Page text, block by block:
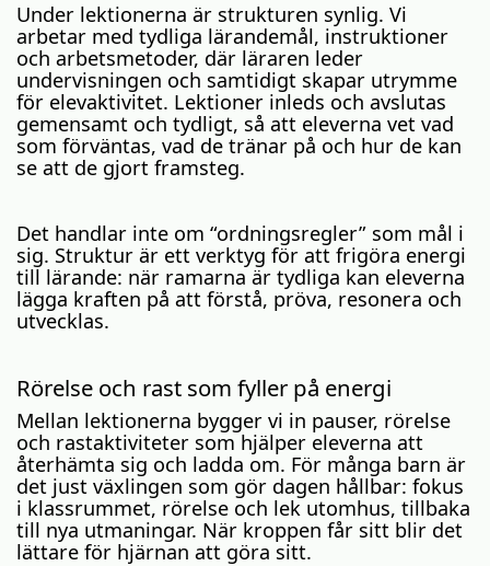
Under lektionerna är strukturen synlig. Vi
arbetar med tydliga lärandemål, instruktioner
och arbetsmetoder, där läraren leder
undervisningen och samtidigt skapar utrymme
för elevaktivitet. Lektioner inleds och avslutas
gemensamt och tydligt, så att eleverna vet vad
som förväntas, vad de tränar på och hur de kan
se att de gjort framsteg.
Det handlar inte om “ordningsregler” som mål i
sig. Struktur är ett verktyg för att frigöra energi
till lärande: när ramarna är tydliga kan eleverna
lägga kraften på att förstå, pröva, resonera och
utvecklas.
Rörelse och rast som fyller på energi
Mellan lektionerna bygger vi in pauser, rörelse
och rastaktiviteter som hjälper eleverna att
återhämta sig och ladda om. För många barn är
det just växlingen som gör dagen hållbar: fokus
i klassrummet, rörelse och lek utomhus, tillbaka
till nya utmaningar. När kroppen får sitt blir det
lättare för hjärnan att göra sitt.